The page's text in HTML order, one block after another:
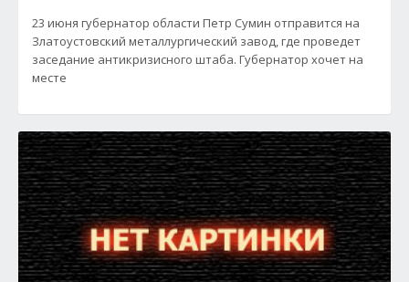
23 июня губернатор области Петр Сумин отправится на
Златоустовский металлургический завод, где проведет
заседание антикризисного штаба. Губернатор хочет на
месте